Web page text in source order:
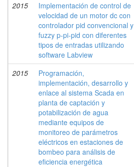
2015
Implementación de control de
velocidad de un motor dc con
controlador pid convencional y
fuzzy p-pi-pid con diferentes
tipos de entradas utilizando
software Labview
2015
Programación,
implementación, desarrollo y
enlace al sistema Scada en
planta de captación y
potabilización de agua
mediante equipos de
monitoreo de parámetros
eléctricos en estaciones de
bombeo para análisis de
eficiencia energética